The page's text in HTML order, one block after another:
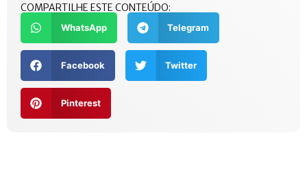
COMPARTILHE ESTE CONTEÚDO:
WhatsApp Telegram
Facebook Twitter
Pinterest